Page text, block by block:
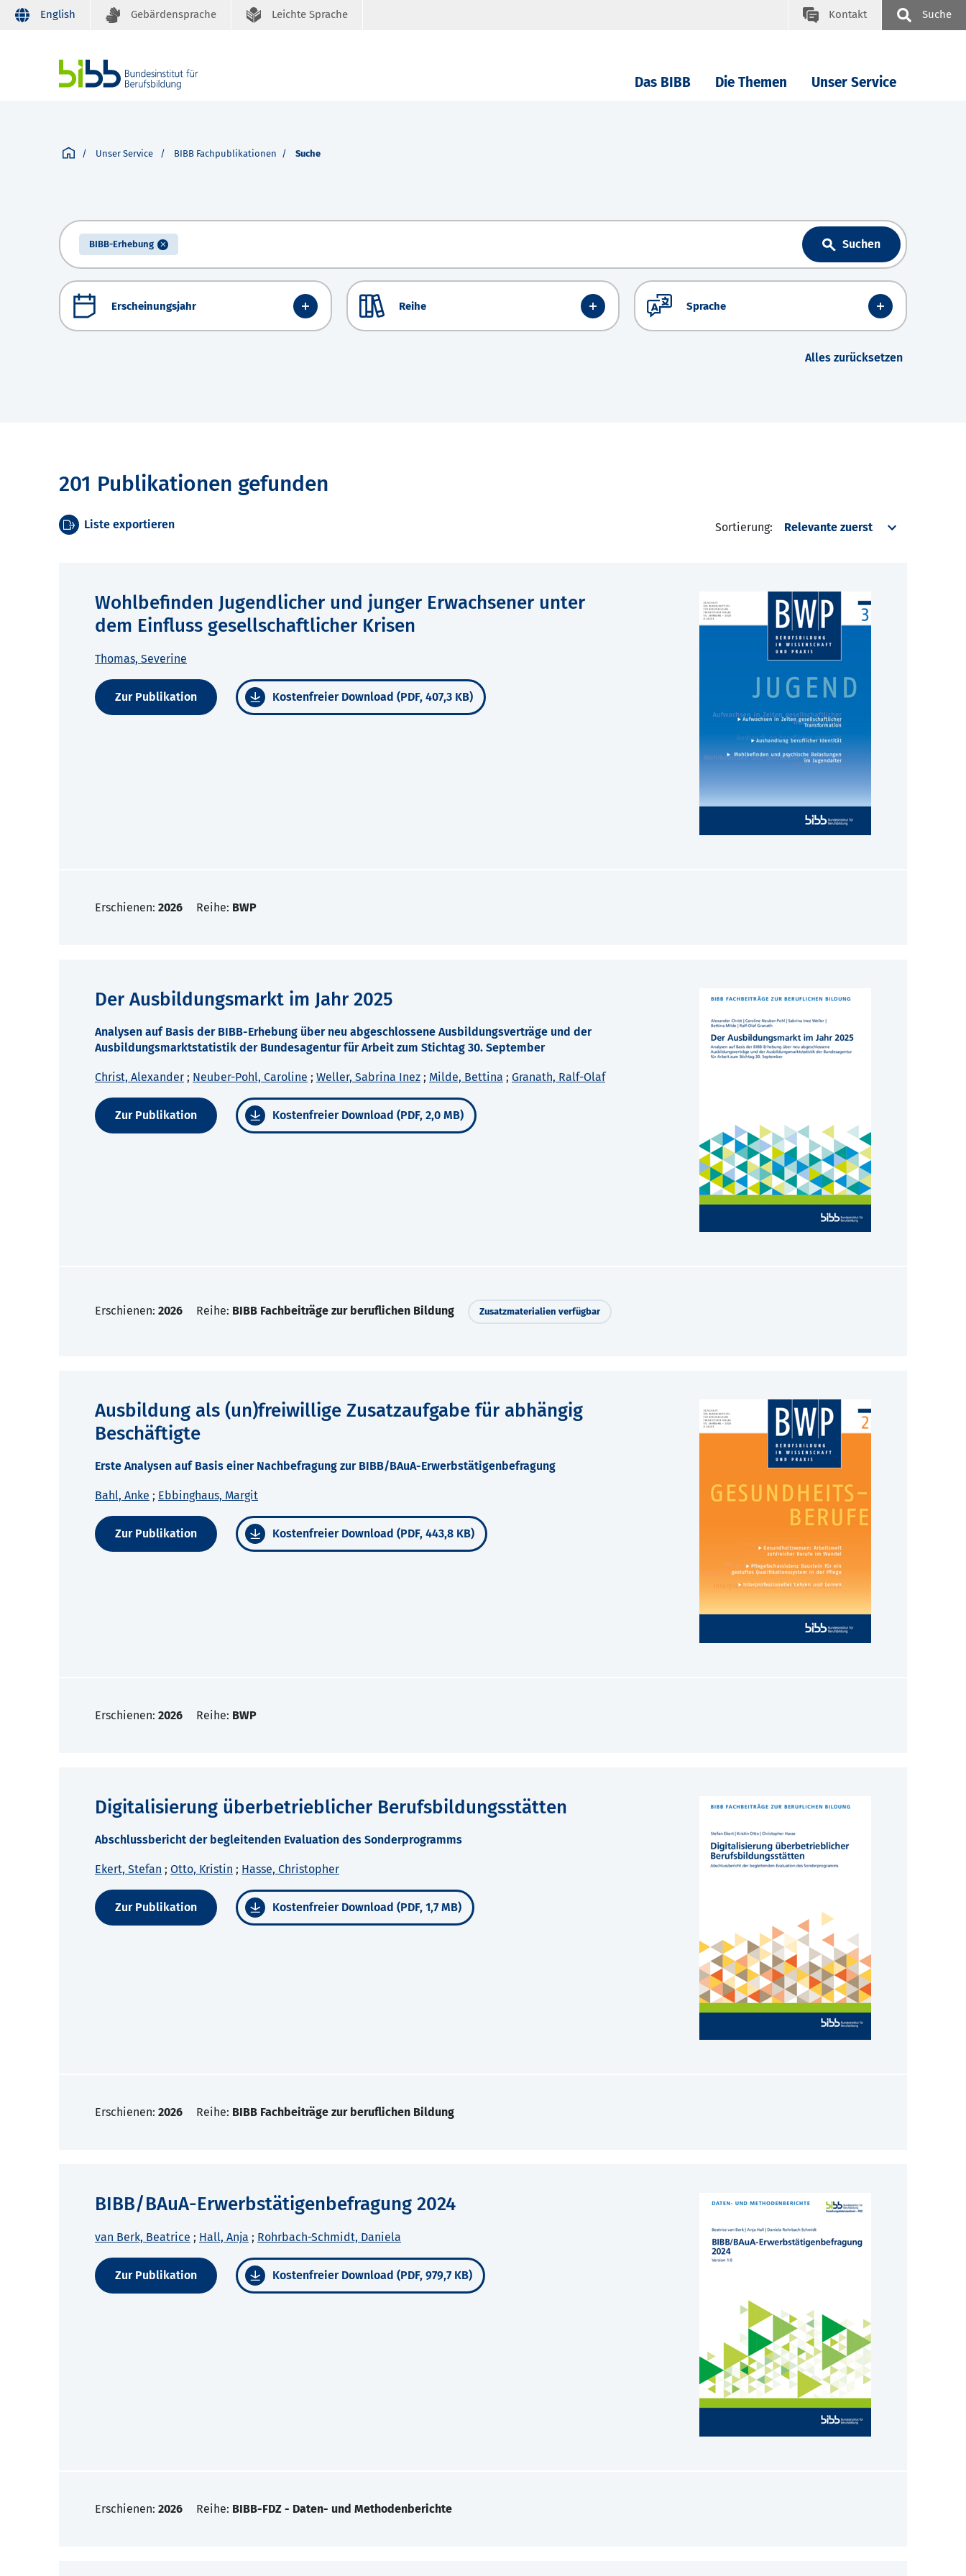
English Gebärdensprache Leichte Sprache Kontakt Suche
Das BIBB Die Themen Unser Service
Unser Service BIBB Fachpublikationen Suche
BIBB-Erhebung Suchen
Erscheinungsjahr Reihe Sprache
Alles zurücksetzen
201 Publikationen gefunden
Liste exportieren Sortierung:
Wohlbefinden Jugendlicher und junger Erwachsener unter
dem Einfluss gesellschaftlicher Krisen
Thomas, Severine
Zur Publikation Kostenfreier Download (PDF, 407,3 KB)
Erschienen: 2026 Reihe: BWP
Der Ausbildungsmarkt im Jahr 2025
Analysen auf Basis der BIBB-Erhebung über neu abgeschlossene Ausbildungsverträge und der
Ausbildungsmarktstatistik der Bundesagentur für Arbeit zum Stichtag 30. September
Christ, Alexander ; Neuber-Pohl, Caroline ; Weller, Sabrina Inez ; Milde, Bettina ; Granath, Ralf-Olaf
Zur Publikation Kostenfreier Download (PDF, 2,0 MB)
Erschienen: 2026 Reihe: BIBB Fachbeiträge zur beruflichen Bildung Zusatzmaterialien verfügbar
Ausbildung als (un)freiwillige Zusatzaufgabe für abhängig
Beschäftigte
Erste Analysen auf Basis einer Nachbefragung zur BIBB/BAuA-Erwerbstätigenbefragung
Bahl, Anke ; Ebbinghaus, Margit
Zur Publikation Kostenfreier Download (PDF, 443,8 KB)
Erschienen: 2026 Reihe: BWP
Digitalisierung überbetrieblicher Berufsbildungsstätten
Abschlussbericht der begleitenden Evaluation des Sonderprogramms
Ekert, Stefan ; Otto, Kristin ; Hasse, Christopher
Zur Publikation Kostenfreier Download (PDF, 1,7 MB)
Erschienen: 2026 Reihe: BIBB Fachbeiträge zur beruflichen Bildung
BIBB/BAuA-Erwerbstätigenbefragung 2024
van Berk, Beatrice ; Hall, Anja ; Rohrbach-Schmidt, Daniela
Zur Publikation Kostenfreier Download (PDF, 979,7 KB)
Erschienen: 2026 Reihe: BIBB-FDZ - Daten- und Methodenberichte